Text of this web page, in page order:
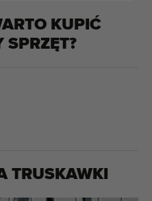
KUPIĆ
SPRZĘT?
TRUSKAWKI